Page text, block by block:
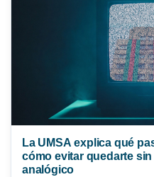
La UMSA explica qué
cómo evitar quedarte
analógico